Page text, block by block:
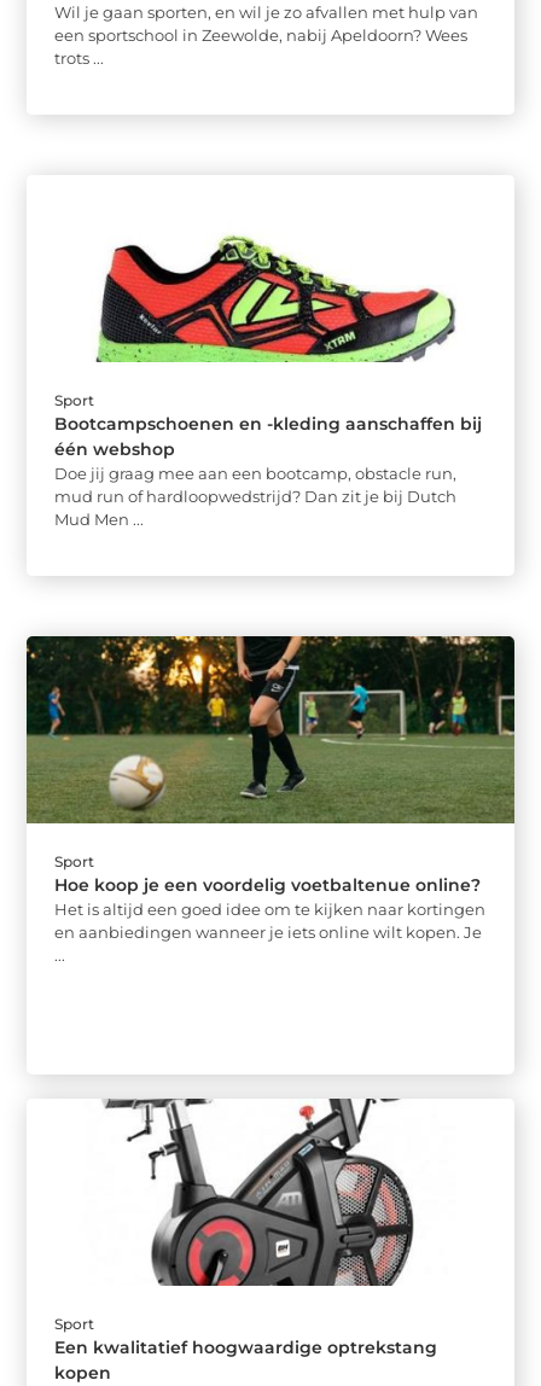
Wil je gaan sporten, en wil je zo afvallen met hulp van
een sportschool in Zeewolde, nabij Apeldoorn? Wees
trots ...
Sport
Bootcampschoenen en -kleding aanschaffen bij
één webshop
Doe jij graag mee aan een bootcamp, obstacle run,
mud run of hardloopwedstrijd? Dan zit je bij Dutch
Mud Men ...
Sport
Hoe koop je een voordelig voetbaltenue online?
Het is altijd een goed idee om te kijken naar kortingen
en aanbiedingen wanneer je iets online wilt kopen. Je
...
Sport
Een kwalitatief hoogwaardige optrekstang
kopen